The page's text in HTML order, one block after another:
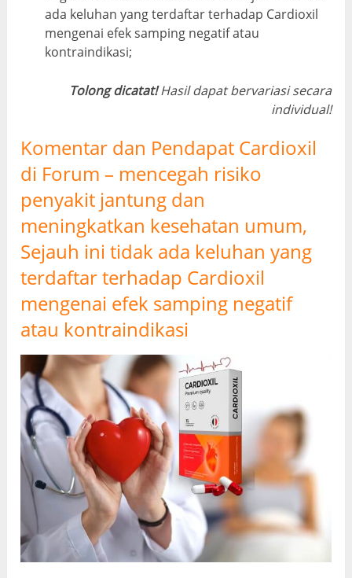
ada keluhan yang terdaftar terhadap Cardioxil
mengenai efek samping negatif atau
kontraindikasi;
Tolong dicatat!Hasil dapat bervariasi secara
individual!
Komentar dan Pendapat Cardioxil
di Forum – mencegah risiko
penyakit jantung dan
meningkatkan kesehatan umum,
Sejauh ini tidak ada keluhan yang
terdaftar terhadap Cardioxil
mengenai efek samping negatif
atau kontraindikasi